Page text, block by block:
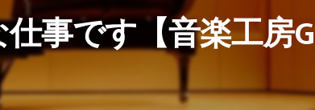
のお客様の声
事です【音楽工房